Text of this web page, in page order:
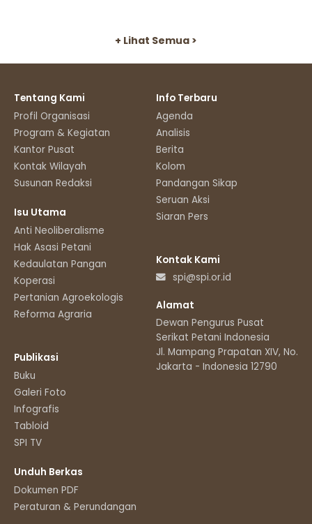
+ Lihat Semua >
Tentang Kami
Profil Organisasi
Program & Kegiatan
Kantor Pusat
Kontak Wilayah
Susunan Redaksi
Isu Utama
Anti Neoliberalisme
Hak Asasi Petani
Kedaulatan Pangan
Koperasi
Pertanian Agroekologis
Reforma Agraria
Publikasi
Buku
Galeri Foto
Infografis
Tabloid
SPI TV
Unduh Berkas
Dokumen PDF
Peraturan & Perundangan
Info Terbaru
Agenda
Analisis
Berita
Kolom
Pandangan Sikap
Seruan Aksi
Siaran Pers
Kontak Kami
spi@spi.or.id
Alamat
Dewan Pengurus Pusat
Serikat Petani Indonesia
Jl. Mampang Prapatan XIV, No.11
Jakarta - Indonesia 12790